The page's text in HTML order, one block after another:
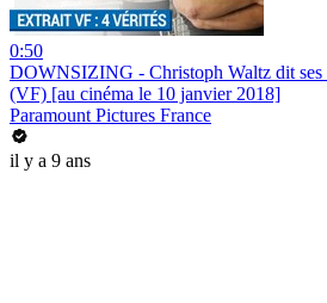
0:50
DOWNSIZING - Christoph Waltz dit ses
(VF) [au cinéma le 10 janvier 2018]
Paramount Pictures France
il y a 9 ans